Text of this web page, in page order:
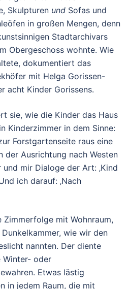
Skulpturen und Sofas und
in großen Mengen, denn
Stadtarchivars
Obergeschoss wohnte. Wie
dokumentiert das
mit Helga Gorissen-
acht Kinder Gorissens.
sie, wie die Kinder das Haus
Kinderzimmer in dem Sinne:
Forstgartenseite raus eine
der Ausrichtung nach Westen
mir Dialoge der Art: ‚Kind
ich darauf: ‚Nach
Zimmerfolge mit Wohnraum,
wie wir den
nannten. Der diente
Winter- oder
Etwas lästig
in jedem Raum, die mit